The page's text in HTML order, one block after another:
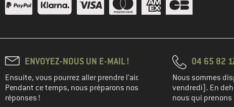
ENVOYEZ-NOUS UN E-MAIL !
Ensuite, vous pourrez aller prendre l'air.
Pendant ce temps, nous préparons nos
réponses !
04 65 82
Nous sommes
vendredi). En
nous qui prenons